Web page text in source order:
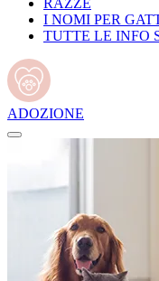
RAZZE
I NOMI PER
TUTTE LE INFO
ADOZIONE